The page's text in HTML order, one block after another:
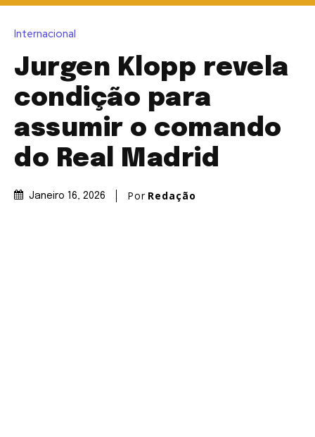
Internacional
Jurgen Klopp revela
condição para
assumir o comando
do Real Madrid
Janeiro 16, 2026 Por Redação